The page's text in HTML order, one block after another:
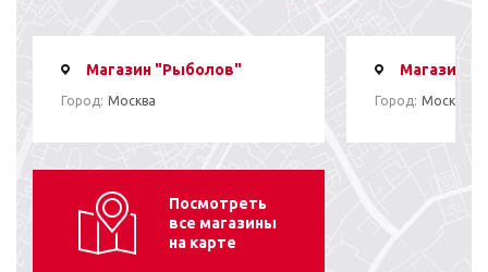
Магазин "Рыболов"
Город: Москва
Магазин
Город: Москва
Посмотреть
все магазины
на карте